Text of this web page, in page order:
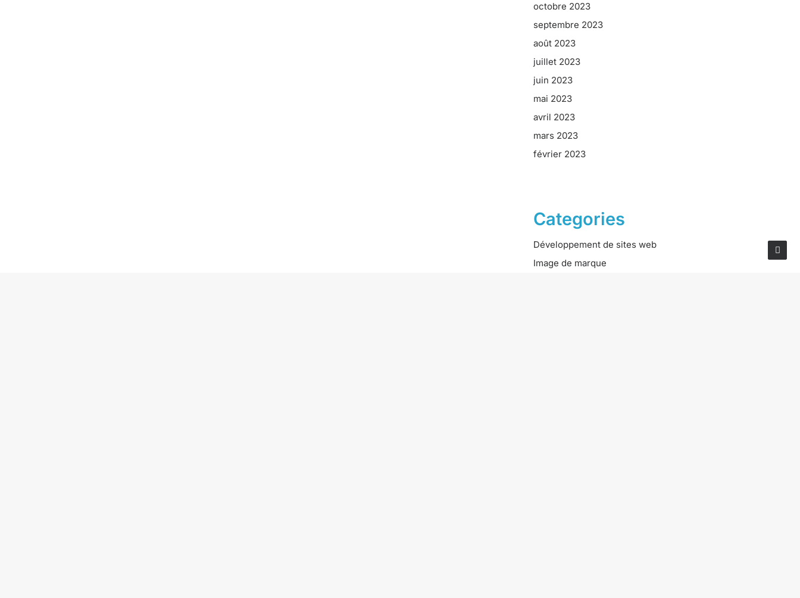
octobre 2023
septembre 2023
août 2023
juillet 2023
juin 2023
mai 2023
avril 2023
mars 2023
février 2023
Categories
Développement de sites web
Image de marque